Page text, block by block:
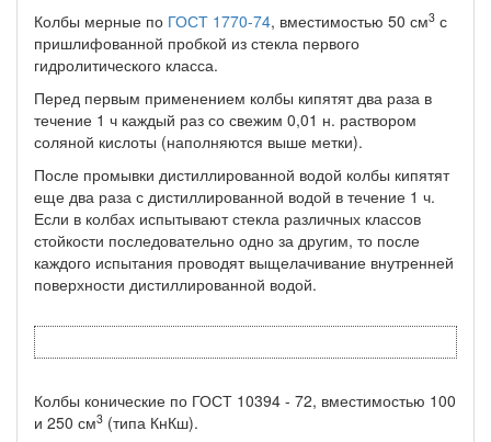
Колбы мерные по ГОСТ 1770-74, вместимостью 50 см3 с
пришлифованной пробкой из стекла первого
гидролитического класса.
Перед первым применением колбы кипятят два раза в
течение 1 ч каждый раз со свежим 0,01 н. раствором
соляной кислоты (наполняются выше метки).
После промывки дистиллированной водой колбы кипятят
еще два раза с дистиллированной водой в течение 1 ч.
Если в колбах испытывают стекла различных классов
стойкости последовательно одно за другим, то после
каждого испытания проводят выщелачивание внутренней
поверхности дистиллированной водой.
Колбы конические по ГОСТ 10394 - 72, вместимостью 100
и 250 см3 (типа КнКш).